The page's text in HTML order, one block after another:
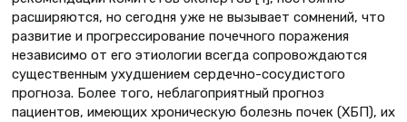
расширяются, но сегодня уже не вызывает сомнений, что
развитие и прогрессирование почечного поражения
независимо от его этиологии всегда сопровождаются
существенным ухудшением сердечно-сосудистого
прогноза. Более того, неблагоприятный прогноз
пациентов, имеющих хроническую болезнь почек (ХБП), их